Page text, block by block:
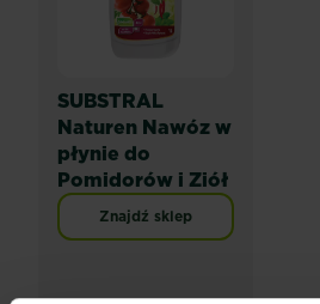
SUBSTRAL
Naturen Nawóz w
płynie do
Pomidorów i Ziół
Znajdź sklep